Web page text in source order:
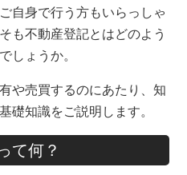
自身で行う方もいらっしゃ
も不動産登記とはどのよう
しょうか。
や売買するのにあたり、知
礎知識をご説明します。
て何？